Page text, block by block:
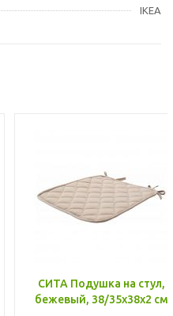
IKEA
СИТА Подушка на стул,
бежевый, 38/35x38x2 см